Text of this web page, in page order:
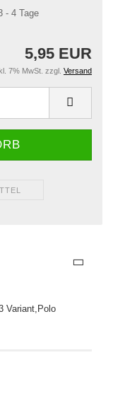
- 4 Tage
5,95 EUR
7% MwSt. zzgl. Versand
Variant,Polo